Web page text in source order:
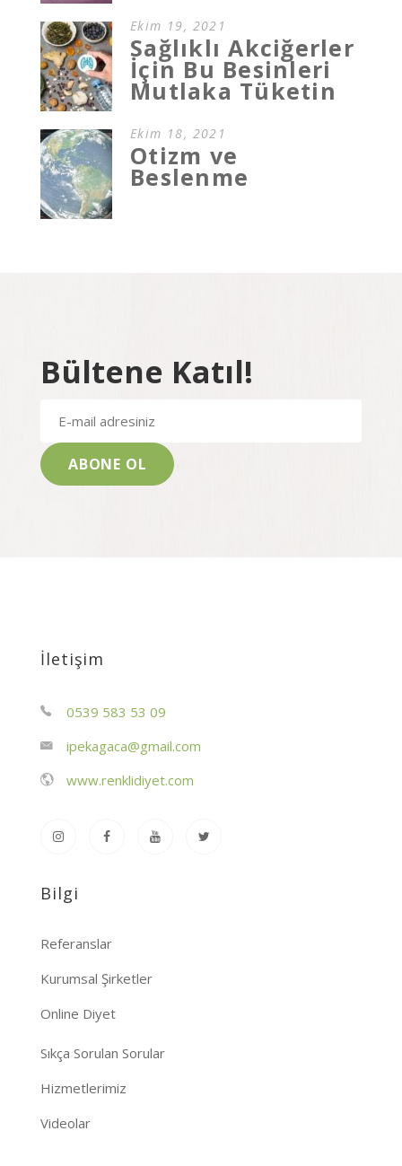
Ekim 19, 2021
Sağlıklı Akciğerler
İçin Bu Besinleri
Mutlaka Tüketin
Ekim 18, 2021
Otizm ve
Beslenme
Bültene Katıl!
İletişim
0539 583 53 09
ipekagaca@gmail.com
www.renklidiyet.com
Bilgi
Referanslar
Kurumsal Şirketler
Online Diyet
Sıkça Sorulan Sorular
Hizmetlerimiz
Videolar